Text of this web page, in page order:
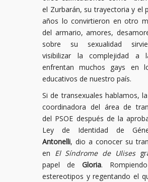
el Zurbarán, su trayectoria y el
años lo convirtieron en otro
del armario, amores,
sobre su sexualidad
visibilizar la complejidad a
enfrentan muchos gays en
educativos de nuestro país.
Si de transexuales hablamos,
coordinadora del área de
del PSOE después de la
Ley de Identidad de
Antonelli, dio a conocer su
en El Síndrome de Ulises
papel de Gloria.
estereotipos y regentando el